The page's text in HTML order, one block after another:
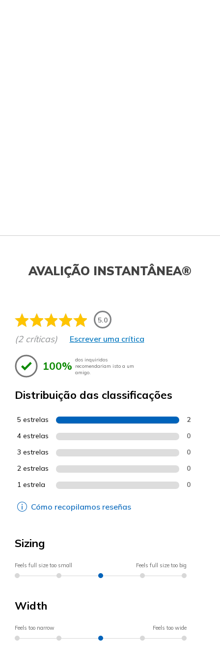
AVALIÇÃO INSTANTÂNEA®
5.0
(2 críticas) Escrever uma crítica
100% dos inquiridos
recomendariam isto a um
amigo.
Distribuição das classificações
5 estrelas 2
4 estrelas 0
3 estrelas 0
2 estrelas 0
1 estrela 0
Cómo recopilamos reseñas
Sizing
Feels full size too small Feels full size too big
Width
Feels too narrow Feels too wide